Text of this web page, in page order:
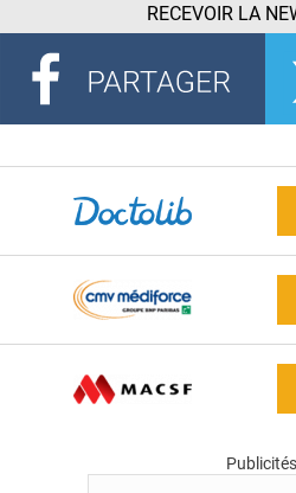
RECEVOIR LA